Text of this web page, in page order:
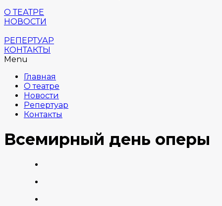
О ТЕАТРЕ
НОВОСТИ
РЕПЕРТУАР
КОНТАКТЫ
Menu
Главная
О театре
Новости
Репертуар
Контакты
Всемирный день оперы